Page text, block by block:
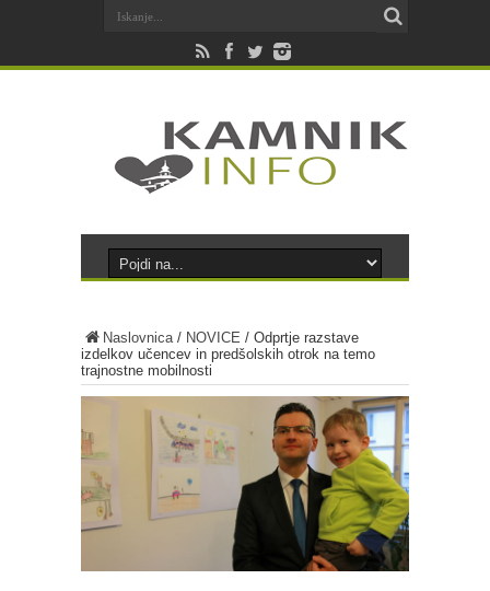
Naslovnica/ NOVICE / Odprtje razstave
izdelkov učencev in predšolskih otrok na temo
trajnostne mobilnosti